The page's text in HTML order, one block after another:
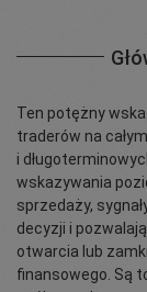
Ten potężny
traderów na
i
wskazywania
sprzedaży,
decyzji i
otwarcia lub
finansowego. Są